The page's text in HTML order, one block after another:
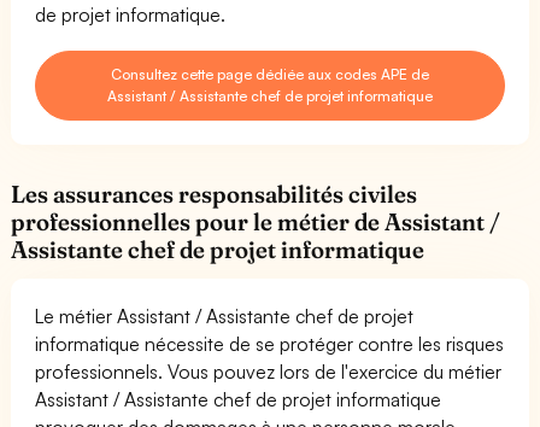
de projet informatique.
Consultez cette page dédiée aux codes APE de
Assistant / Assistante chef de projet informatique
Les assurances responsabilités civiles
professionnelles pour le métier de Assistant /
Assistante chef de projet informatique
Le métier Assistant / Assistante chef de projet
informatique nécessite de se protéger contre les risques
professionnels. Vous pouvez lors de l'exercice du métier
Assistant / Assistante chef de projet informatique